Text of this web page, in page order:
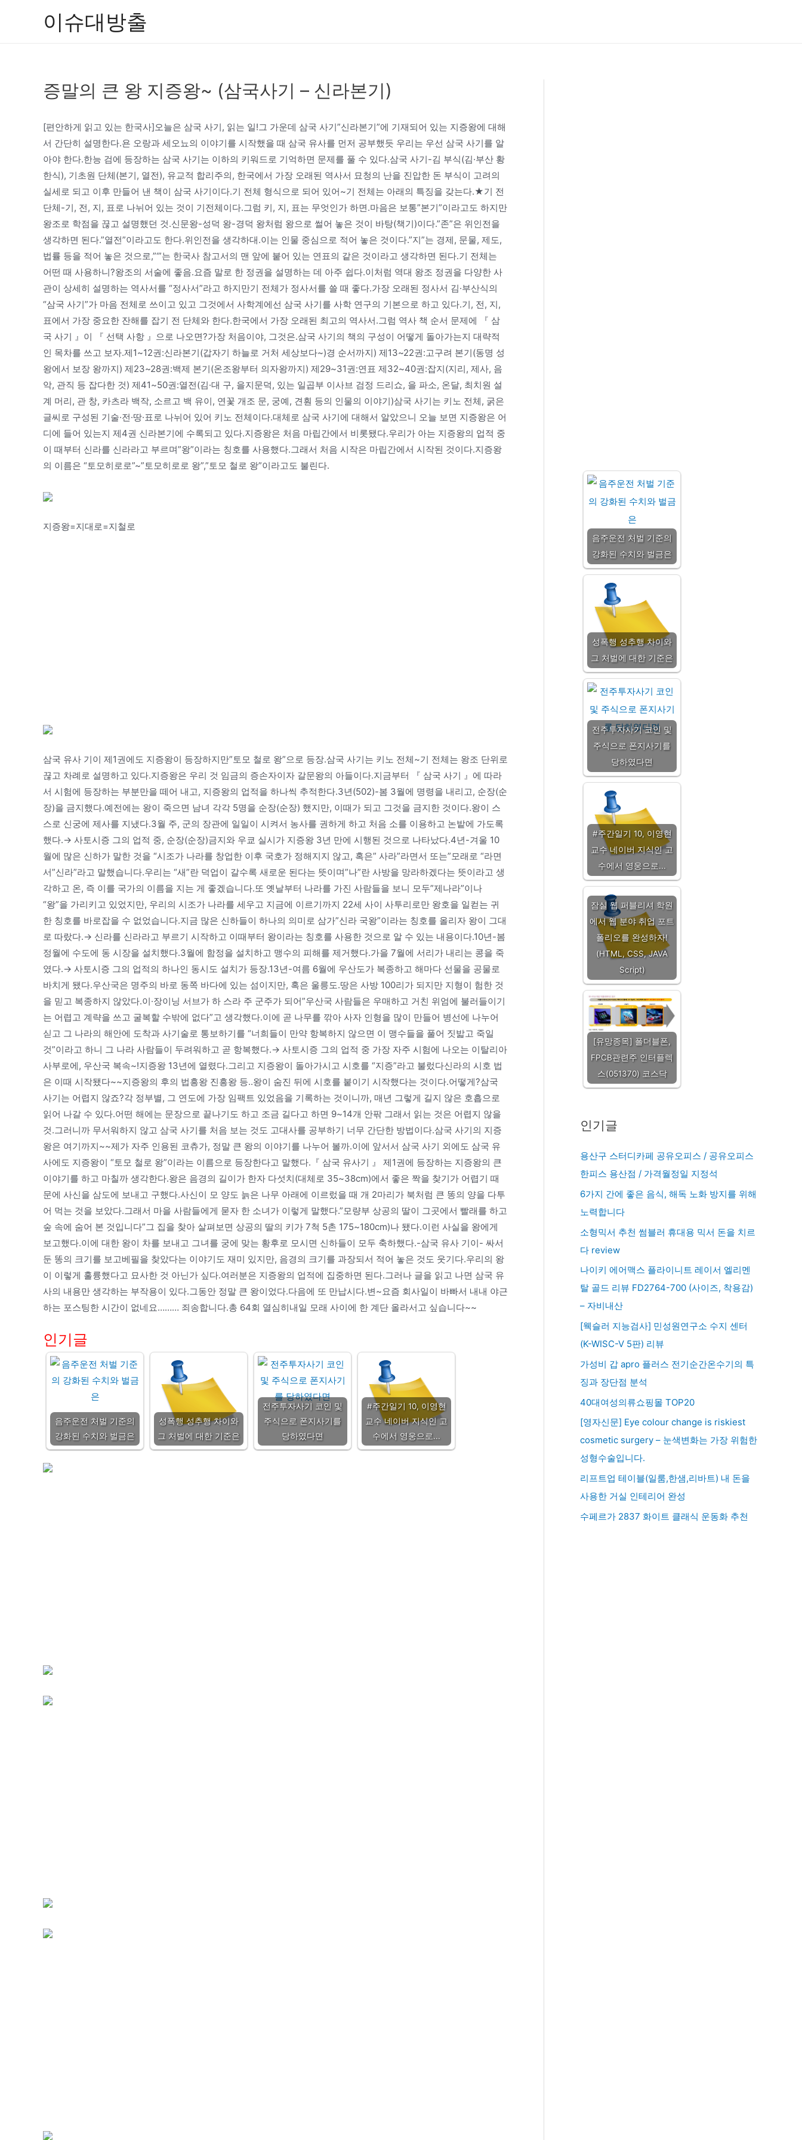
이슈대방출
증말의 큰 왕 지증왕~ (삼국사기 – 신라본기)
[편안하게 읽고 있는 한국사]오늘은 삼국 사기, 읽는 일!그 가운데 삼국 사기”신라본기”에 기재되어 있는 지증왕에 대해
서 간단히 설명한다.욘 오랑과 세오뇨의 이야기를 시작했을 때 삼국 유사를 먼저 공부했듯 우리는 우선 삼국 사기를 알
아야 한다.한능 검에 등장하는 삼국 사기는 이하의 키워드로 기억하면 문제를 풀 수 있다.삼국 사기-김 부식(김·부산 황
한식), 기초원 단체(본기, 열전), 유교적 합리주의, 한국에서 가장 오래된 역사서 묘청의 난을 진압한 돈 부식이 고려의
실세로 되고 이후 만들어 낸 책이 삼국 사기이다.기 전체 형식으로 되어 있어~기 전체는 아래의 특징을 갖는다.★기 전
단체-기, 전, 지, 표로 나뉘어 있는 것이 기전체이다.그럼 키, 지, 표는 무엇인가 하면.마음은 보통”본기”이라고도 하지만
왕조로 학점을 끊고 설명했던 것.신문왕-성덕 왕-경덕 왕처럼 왕으로 썰어 놓은 것이 바탕(책기)이다.”존”은 위인전을
생각하면 된다.”열전”이라고도 한다.위인전을 생각하대.이는 인물 중심으로 적어 놓은 것이다.”지”는 경제, 문물, 제도,
법률 등을 적어 놓은 것으로,”‘”는 한국사 참고서의 맨 앞에 붙어 있는 연표의 같은 것이라고 생각하면 된다.기 전체는
어떤 때 사용하니?왕조의 서술에 좋음.요즘 말로 한 정권을 설명하는 데 아주 쉽다.이처럼 역대 왕조 정권을 다양한 사
관이 상세히 설명하는 역사서를 “정사서”라고 하지만기 전체가 정사서를 쓸 때 좋다.가장 오래된 정사서 김·부산식의
“삼국 사기”가 마음 전체로 쓰이고 있고 그것에서 사학계에선 삼국 사기를 사학 연구의 기본으로 하고 있다.기, 전, 지,
표에서 가장 중요한 잔해를 잡기 전 단체와 한다.한국에서 가장 오래된 최고의 역사서.그럼 역사 책 순서 문제에 『 삼
국 사기 』이 『 선택 사항 』으로 나오면?가장 처음이야, 그것은.삼국 사기의 책의 구성이 어떻게 돌아가는지 대략적
인 목차를 쓰고 보자.제1~12권:신라본기(갑자기 하늘로 거처 세상보다~)경 순서까지) 제13~22권:고구려 본기(동명 성
왕에서 보장 왕까지) 제23~28권:백제 본기(온조왕부터 의자왕까지) 제29~31권:연표 제32~40권:잡지(지리, 제사, 음
악, 관직 등 잡다한 것) 제41~50권:열전(김·대 구, 을지문덕, 있는 일곱부 이사브 검정 드리쇼, 을 파소, 온달, 최치원 설
계 머리, 관 창, 카츠라 백작, 소르고 백 유이, 연꽃 개조 문, 궁예, 견훤 등의 인물의 이야기)삼국 사기는 키노 전체, 굵은
글씨로 구성된 기술·전·땅·표로 나뉘어 있어 키노 전체이다.대체로 삼국 사기에 대해서 알았으니 오늘 보면 지증왕은 어
디에 들어 있는지 제4권 신라본기에 수록되고 있다.지증왕은 처음 마립간에서 비롯됐다.우리가 아는 지증왕의 업적 중
이 때부터 신라를 신라라고 부르며”왕”이라는 칭호를 사용했다.그래서 처음 시작은 마립간에서 시작된 것이다.지증왕
의 이름은 “토모히로로”~”토모히로로 왕”,”토모 철로 왕”이라고도 불린다.
지증왕=지대로=지철로
삼국 유사 기이 제1권에도 지증왕이 등장하지만”토모 철로 왕”으로 등장.삼국 사기는 키노 전체~기 전체는 왕조 단위로
끊고 차례로 설명하고 있다.지증왕은 우리 것 임금의 증손자이자 갈문왕의 아들이다.지금부터 『 삼국 사기 』에 따라
서 시험에 등장하는 부분만을 떼어 내고, 지증왕의 업적을 하나씩 추적한다.3년(502)-봄 3월에 명령을 내리고, 순장(순
장)을 금지했다.예전에는 왕이 죽으면 남녀 각각 5명을 순장(순장) 했지만, 이때가 되고 그것을 금지한 것이다.왕이 스
스로 신궁에 제사를 지냈다.3월 주, 군의 장관에 일일이 시켜서 농사를 권하게 하고 처음 소를 이용하고 논밭에 가도록
했다.→ 사토시증 그의 업적 중, 순장(순장)금지와 우쿄 실시가 지증왕 3년 만에 시행된 것으로 나타났다.4년-겨울 10
월에 많은 신하가 말한 것을 “시조가 나라를 창업한 이후 국호가 정해지지 않고, 혹은” 사라”라면서 또는”모래로 “라면
서”신라”라고 말했습니다.우리는 “새”란 덕업이 갈수록 새로운 된다는 뜻이며”나”란 사방을 망라하겠다는 뜻이라고 생
각하고 온, 즉 이를 국가의 이름을 지는 게 좋겠습니다.또 옛날부터 나라를 가진 사람들을 보니 모두”제나라”이나
“왕”을 가리키고 있었지만, 우리의 시조가 나라를 세우고 지금에 이르기까지 22세 사이 사투리로만 왕호을 일컫는 귀
한 칭호를 바로잡을 수 없었습니다.지금 많은 신하들이 하나의 의미로 삼가”신라 국왕”이라는 칭호를 올리자 왕이 그대
로 따랐다.→ 신라를 신라라고 부르기 시작하고 이때부터 왕이라는 칭호를 사용한 것으로 알 수 있는 내용이다.10년-봄
정월에 수도에 동 시장을 설치했다.3월에 함정을 설치하고 맹수의 피해를 제거했다.가을 7월에 서리가 내리는 콩을 죽
였다.→ 사토시증 그의 업적의 하나인 동시도 설치가 등장.13년-여름 6월에 우산도가 복종하고 해마다 선물을 공물로
바치게 됐다.우산국은 명주의 바로 동쪽 바다에 있는 섬이지만, 혹은 울릉도.땅은 사방 100리가 되지만 지형이 험한 것
을 믿고 복종하지 않았다.이·장이닝 서브가 하 스라 주 군주가 되어”우산국 사람들은 우매하고 거친 위엄에 불러들이기
는 어렵고 계략을 쓰고 굴복할 수밖에 없다”고 생각했다.이에 곧 나무를 깎아 사자 인형을 많이 만들어 병선에 나누어
싣고 그 나라의 해안에 도착과 사기술로 통보하기를 “너희들이 만약 항복하지 않으면 이 맹수들을 풀어 짓밟고 죽일
것”이라고 하니 그 나라 사람들이 두려워하고 곧 항복했다.→ 사토시증 그의 업적 중 가장 자주 시험에 나오는 이탈리아
사부로에, 우산국 복속~!지증왕 13년에 열렸다.그리고 지증왕이 돌아가시고 시호를 “지증”라고 불렀다신라의 시호 법
은 이때 시작됐다~~지증왕의 후의 법흥왕 진흥왕 등..왕이 숨진 뒤에 시호를 붙이기 시작했다는 것이다.어떻게?삼국
사기는 어렵지 않죠?각 정부별, 그 연도에 가장 임팩트 있었음을 기록하는 것이니까, 매년 그렇게 길지 않은 호흡으로
읽어 나갈 수 있다.어떤 해에는 문장으로 끝나기도 하고 조금 길다고 하면 9~14개 안팎 그래서 읽는 것은 어렵지 않을
것.그러니까 무서워하지 않고 삼국 사기를 처음 보는 것도 고대사를 공부하기 너무 간단한 방법이다.삼국 사기의 지증
왕은 여기까지~~제가 자주 인용된 코츄가, 정말 큰 왕의 이야기를 나누어 볼까.이에 앞서서 삼국 사기 외에도 삼국 유
사에도 지증왕이 “토모 철로 왕”이라는 이름으로 등장한다고 말했다.『 삼국 유사기 』 제1권에 등장하는 지증왕의 큰
이야기를 하고 마칠까 생각한다.왕은 음경의 길이가 한자 다섯치(대체로 35~38cm)에서 좋은 짝을 찾기가 어렵기 때
문에 사신을 삼도에 보내고 구했다.사신이 모 양도 늙은 나무 아래에 이르렀을 때 개 2마리가 북처럼 큰 똥의 양을 다투
어 먹는 것을 보았다.그래서 마을 사람들에게 묻자 한 소녀가 이렇게 말했다.”모량부 상공의 딸이 그곳에서 빨래를 하고
숲 속에 숨어 본 것입니다”그 집을 찾아 살펴보면 상공의 딸의 키가 7척 5촌 175~180cm)나 됐다.이런 사실을 왕에게
보고했다.이에 대한 왕이 차를 보내고 그녀를 궁에 맞는 황후로 모시면 신하들이 모두 축하했다.-삼국 유사 기이- 싸서
둔 똥의 크기를 보고베필을 찾았다는 이야기도 재미 있지만, 음경의 크기를 과장되서 적어 놓은 것도 웃기다.우리의 왕
이 이렇게 훌륭했다고 묘사한 것 아닌가 싶다.여러분은 지증왕의 업적에 집중하면 된다.그러나 글을 읽고 나면 삼국 유
사의 내용만 생각하는 부작용이 있다.그동안 정말 큰 왕이었다.다음에 또 만납시다.변~요즘 회사일이 바빠서 내내 야근
하는 포스팅한 시간이 없네요……… 죄송합니다.총 64회 열심히내일 모래 사이에 한 계단 올라서고 싶습니다~~
인기글
음주운전 처벌 기준의
강화된 수치와 벌금은
성폭행 성추행 차이와
그 처벌에 대한 기준은
전주투자사기 코인 및
주식으로 폰지사기를
당하였다면
#주간일기 10, 이영현
교수 네이버 지식인 고
수에서 영웅으로...
음주운전 처벌 기준의
강화된 수치와 벌금은
성폭행 성추행 차이와
그 처벌에 대한 기준은
전주투자사기 코인 및
주식으로 폰지사기를
당하였다면
#주간일기 10, 이영현
교수 네이버 지식인 고
수에서 영웅으로...
잠실 웹 퍼블리셔 학원
에서 웹 분야 취업 포트
폴리오를 완성하자!
(HTML, CSS, JAVA
Script)
[유망종목] 폴더블폰,
FPCB관련주 인터플렉
스(051370) 코스닥
인기글
용산구 스터디카페 공유오피스 / 공유오피스
한피스 용산점 / 가격월정일 지정석
6가지 간에 좋은 음식, 해독 노화 방지를 위해
노력합니다
소형믹서 추천 썸블러 휴대용 믹서 돈을 치르
다 review
나이키 에어맥스 플라이니트 레이서 엘리멘
탈 골드 리뷰 FD2764-700 (사이즈, 착용감)
– 자비내산
[웩슬러 지능검사] 민성원연구소 수지 센터
(K-WISC-V 5판) 리뷰
가성비 갑 apro 플러스 전기순간온수기의 특
징과 장단점 분석
40대여성의류쇼핑몰 TOP20
[영자신문] Eye colour change is riskiest
cosmetic surgery – 눈색변화는 가장 위험한
성형수술입니다.
리프트업 테이블(일룸,한샘,리바트) 내 돈을
사용한 거실 인테리어 완성
수페르가 2837 화이트 클래식 운동화 추천